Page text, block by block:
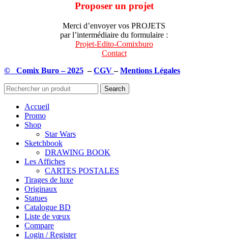
Proposer un projet
Merci d’envoyer vos PROJETS
par l’intermédiaire du formulaire :
Projet-Edito-Comixburo
Contact
© Comix Buro – 2025 –CGV–Mentions Légales
Search
Accueil
Promo
Shop
Star Wars
Sketchbook
DRAWING BOOK
Les Affiches
CARTES POSTALES
Tirages de luxe
Originaux
Statues
Catalogue BD
Liste de vœux
Compare
Login / Register